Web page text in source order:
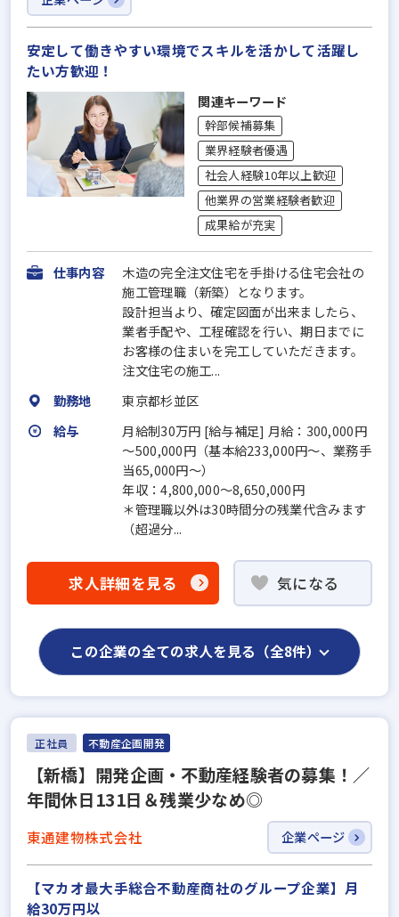
安定して働きやすい環境でスキルを活かして活躍し
たい方歓迎！
関連キーワード
幹部候補募集
業界経験者優遇
社会人経験10年以上歓迎
他業界の営業経験者歓迎
成果給が充実
仕事内容
木造の完全注文住宅を手掛ける住宅会社の
施工管理職（新築）となります。
設計担当より、確定図面が出来ましたら、
業者手配や、工程確認を行い、期日までに
お客様の住まいを完工していただきます。
注文住宅の施工...
勤務地
東京都杉並区
給与
月給制30万円 [給与補足] 月給：300,000円
～500,000円（基本給233,000円～、業務手
当65,000円～）
年収：4,800,000～8,650,000円
＊管理職以外は30時間分の残業代含みます
（超過分...
求人詳細を見る 気になる
この企業の全ての求人を見る（全8件）
正社員 不動産企画開発
【新橋】開発企画・不動産経験者の募集！／
年間休日131日＆残業少なめ◎
東通建物株式会社 企業ページ
【マカオ最大手総合不動産商社のグループ企業】月
給30万円以